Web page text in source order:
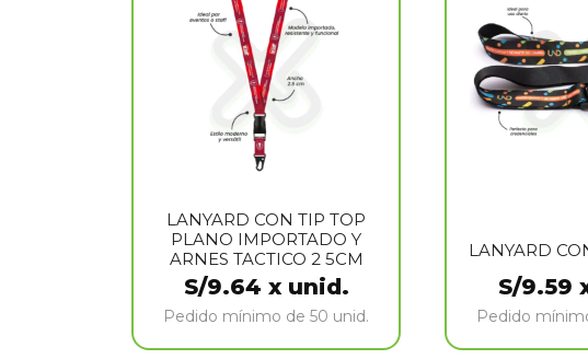
LANYARD CON TIP TOP
PLANO IMPORTADO Y
ARNES TACTICO 2 5CM
S/9.64 x unid.
Pedido mínimo de 50 unid.
LANYARD
S/9.59
Pedido